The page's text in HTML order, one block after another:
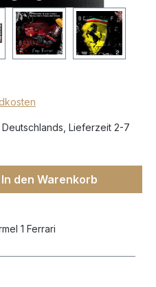
Lieferzeit 2-7
In den Warenkorb
1 Ferrari